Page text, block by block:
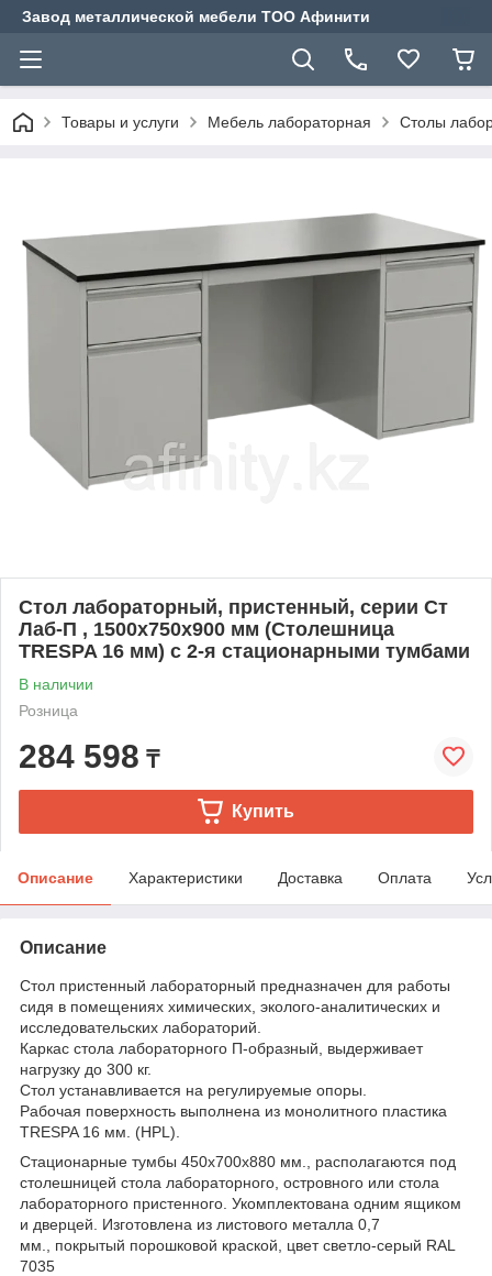
Завод металлической мебели ТОО Афинити
Товары и услуги Мебель лабораторная Столы
Стол лабораторный, пристенный, серии Ст
Лаб-П , 1500х750х900 мм (Столешница
TRESPA 16 мм) с 2-я стационарными тумбами
В наличии
Розница
284 598 ₸
Купить
Описание Характеристики Доставка Оплата
Описание
Стол пристенный лабораторный предназначен для работы
сидя в помещениях химических, эколого-аналитических и
исследовательских лабораторий.
Каркас стола лабораторного П-образный, выдерживает
нагрузку до 300 кг.
Стол устанавливается на регулируемые опоры.
Рабочая поверхность выполнена из монолитного пластика
TRESPA 16 мм. (HPL).
Стационарные тумбы 450х700х880 мм., располагаются под
столешницей стола лабораторного, островного или стола
лабораторного пристенного. Укомплектована одним ящиком
и дверцей. Изготовлена из листового металла 0,7
мм., покрытый порошковой краской, цвет светло-серый RAL
7035